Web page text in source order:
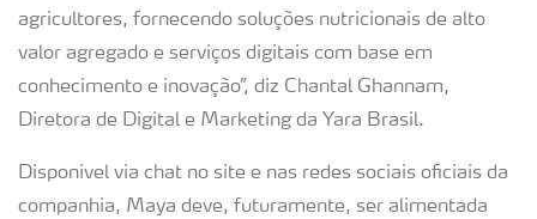
agricultores, fornecendo soluções nutricionais de alto
valor agregado e serviços digitais com base em
conhecimento e inovação”, diz Chantal Ghannam,
Diretora de Digital e Marketing da Yara Brasil.
Disponível via chat no site e nas redes sociais oficiais da
companhia, Maya deve, futuramente, ser alimentada